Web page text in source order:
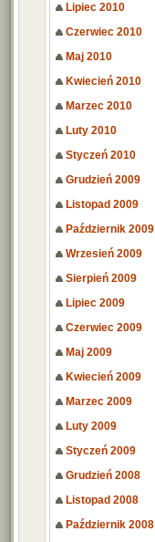
Lipiec 2010
Czerwiec 2010
Maj 2010
Kwiecień 2010
Marzec 2010
Luty 2010
Styczeń 2010
Grudzień 2009
Listopad 2009
Październik 2009
Wrzesień 2009
Sierpień 2009
Lipiec 2009
Czerwiec 2009
Maj 2009
Kwiecień 2009
Marzec 2009
Luty 2009
Styczeń 2009
Grudzień 2008
Listopad 2008
Październik 2008